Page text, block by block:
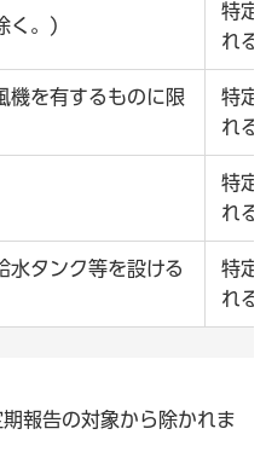
く。)
特定
れる
機を有するものに限
特定
れる
特定
れる
水タンク等を設ける
特定
れる
報告の対象から除かれま